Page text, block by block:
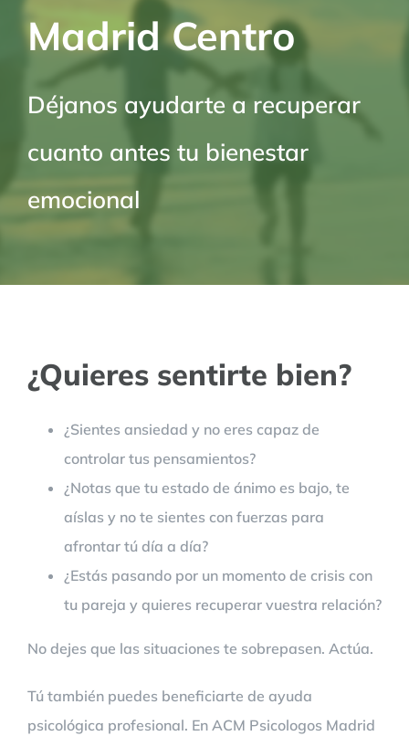
Madrid Centro
Déjanos ayudarte a recuperar
cuanto antes tu bienestar
emocional
¿Quieres sentirte bien?
¿Sientes ansiedad y no eres capaz de
controlar tus pensamientos?
¿Notas que tu estado de ánimo es bajo, te
aíslas y no te sientes con fuerzas para
afrontar tú día a día?
¿Estás pasando por un momento de crisis con
tu pareja y quieres recuperar vuestra relación?
No dejes que las situaciones te sobrepasen. Actúa.
Tú también puedes beneficiarte de ayuda
psicológica profesional. En ACM Psicologos Madrid